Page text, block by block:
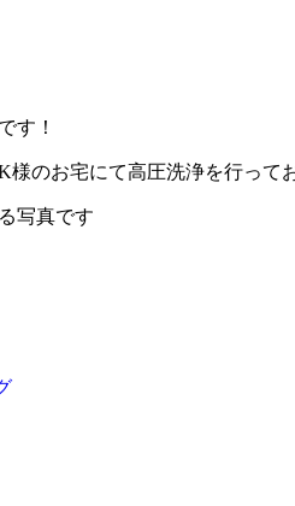
す！
様のお宅にて高圧洗浄を行って
写真です